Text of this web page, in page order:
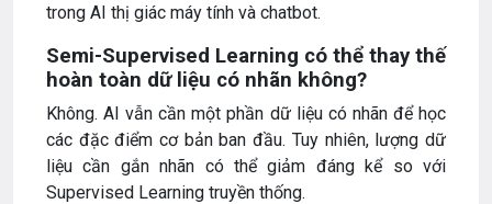
trong AI thị giác máy tính và chatbot.
Semi-Supervised Learning có thể thay thế
hoàn toàn dữ liệu có nhãn không?
Không. AI vẫn cần một phần dữ liệu có nhãn để học
các đặc điểm cơ bản ban đầu. Tuy nhiên, lượng dữ
liệu cần gắn nhãn có thể giảm đáng kể so với
Supervised Learning truyền thống.